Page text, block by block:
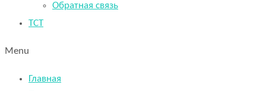
Обратная связь
TCT
Menu
Главная